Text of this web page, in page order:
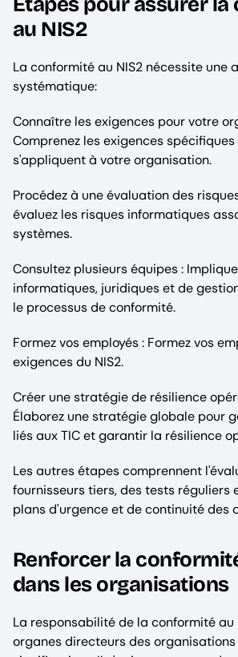
au NIS2
La conformité au NIS2 nécessite une
systématique:
Connaître les exigences pour votre
Comprenez les exigences spécifiques
s'appliquent à votre organisation.
Procédez à une évaluation des
évaluez les risques informatiques
systèmes.
Consultez plusieurs équipes :
informatiques, juridiques et de
le processus de conformité.
Formez vos employés : Formez vos
exigences du NIS2.
Créer une stratégie de résilience
Élaborez une stratégie globale pour
liés aux TIC et garantir la résilience
Les autres étapes comprennent
fournisseurs tiers, des tests réguliers
plans d'urgence et de continuité des
Renforcer la
dans les organisations
La responsabilité de la conformité au
organes directeurs des